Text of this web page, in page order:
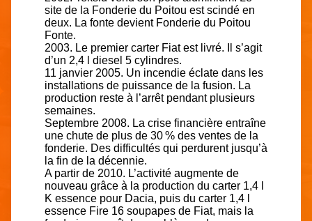
site de la Fonderie du Poitou est scindé en
deux. La fonte devient Fonderie du Poitou
Fonte.
2003. Le premier carter Fiat est livré. Il s’agit
d’un 2,4 l diesel 5 cylindres.
11 janvier 2005. Un incendie éclate dans les
installations de puissance de la fusion. La
production reste à l’arrêt pendant plusieurs
semaines.
Septembre 2008. La crise financière entraîne
une chute de plus de 30 % des ventes de la
fonderie. Des difficultés qui perdurent jusqu’à
la fin de la décennie.
A partir de 2010. L’activité augmente de
nouveau grâce à la production du carter 1,4 l
K essence pour Dacia, puis du carter 1,4 l
essence Fire 16 soupapes de Fiat, mais la